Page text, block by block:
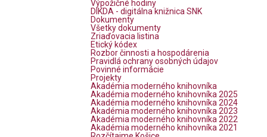
Výpožičné hodiny
DIKDA - digitálna knižnica SNK
Dokumenty
Všetky dokumenty
Zriaďovacia listina
Etický kódex
Rozbor činnosti a hospodárenia
Pravidlá ochrany osobných údajov
Povinné informácie
Projekty
Akadémia moderného knihovníka
Akadémia moderného knihovníka 2025
Akadémia moderného knihovníka 2024
Akadémia moderného knihovníka 2023
Akadémia moderného knihovníka 2022
Akadémia moderného knihovníka 2021